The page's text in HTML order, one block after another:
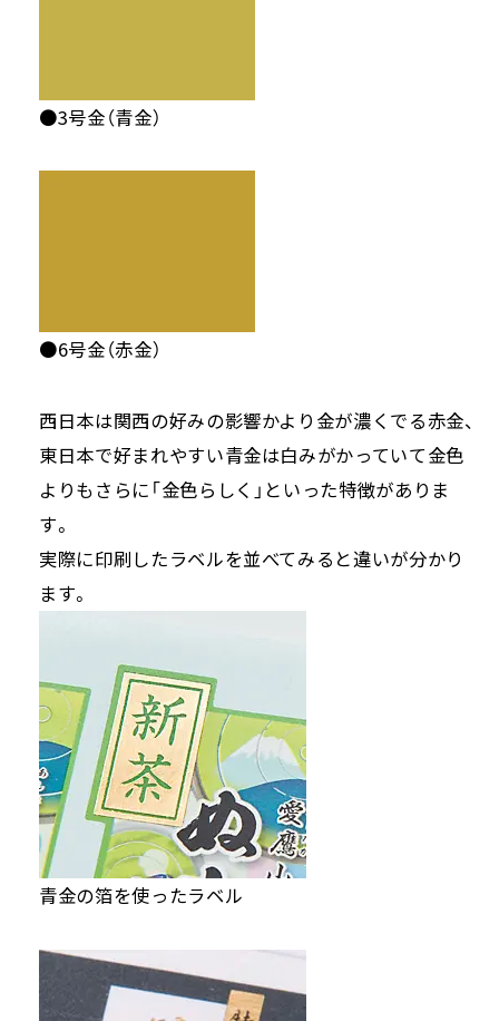
●3号金（青金）
●6号金（赤金）
西日本は関西の好みの影響かより金が濃くでる赤金、
東日本で好まれやすい青金は白みがかっていて金色
よりもさらに「金色らしく」といった特徴がありま
す。
実際に印刷したラベルを並べてみると違いが分かり
ます。
青金の箔を使ったラベル